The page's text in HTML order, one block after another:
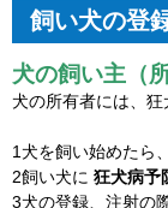
飼い犬の登
犬の飼い主（
犬の所有者には、
1犬を飼い始めたら
2飼い犬に 狂犬病予
3犬の登録、注射の